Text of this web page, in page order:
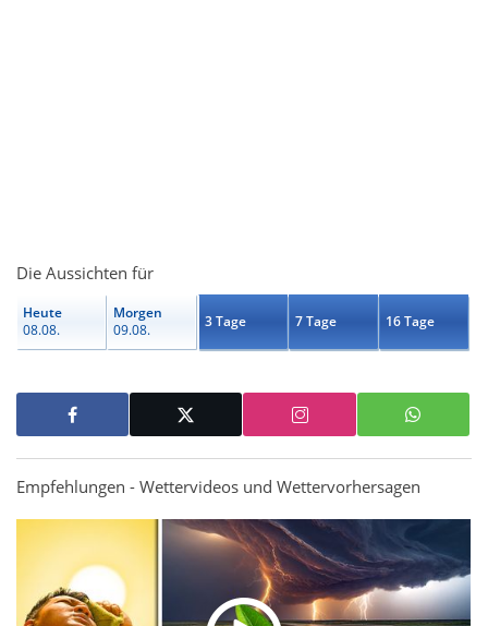
Die Aussichten für
Heute
08.08.
Morgen
09.08.
3 Tage 7 Tage 16 Tage
Empfehlungen - Wettervideos und Wettervorhersagen